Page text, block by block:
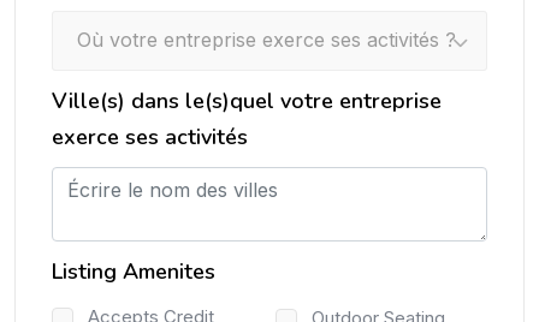
Où votre entreprise exerce ses activités ?
Ville(s) dans le(s)quel votre entreprise
exerce ses activités
Listing Amenites
Accepts Credit